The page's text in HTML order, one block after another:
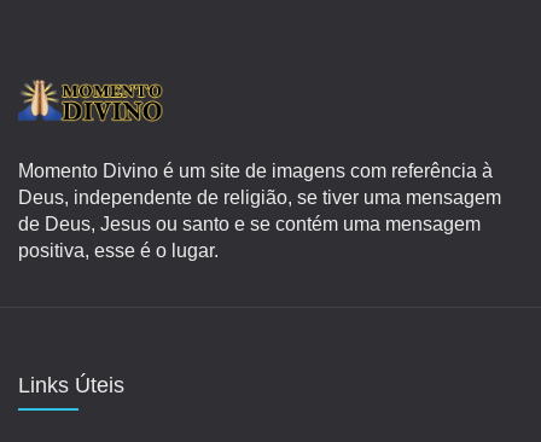
Momento Divino é um site de imagens com referência à
Deus, independente de religião, se tiver uma mensagem
de Deus, Jesus ou santo e se contém uma mensagem
positiva, esse é o lugar.
Links Úteis